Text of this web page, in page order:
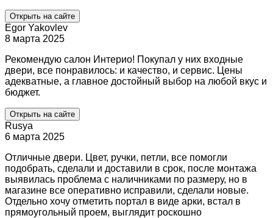
Открыть на сайте
Egor Yakovlev
8 марта 2025
Рекомендую салон Интерио! Покупал у них входные
двери, все понравилось: и качество, и сервис. Цены
адекватные, а главное достойный выбор на любой вкус и
бюджет.
Открыть на сайте
Rusya
6 марта 2025
Отличные двери. Цвет, ручки, петли, все помогли
подобрать, сделали и доставили в срок, после монтажа
выявилась проблема с наличниками по размеру, но в
магазине все оперативно исправили, сделали новые.
Отдельно хочу отметить портал в виде арки, встал в
прямоугольный проем, выглядит роскошно